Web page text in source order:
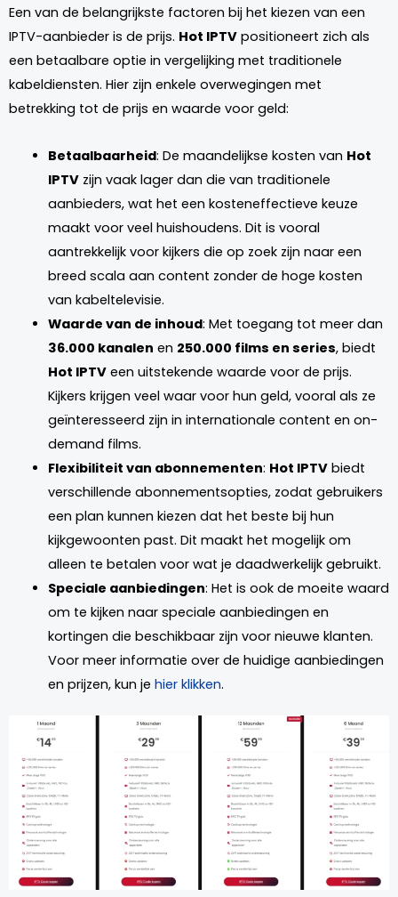
Een van de belangrijkste factoren bij het kiezen van een
IPTV-aanbieder is de prijs. Hot IPTV positioneert zich als
een betaalbare optie in vergelijking met traditionele
kabeldiensten. Hier zijn enkele overwegingen met
betrekking tot de prijs en waarde voor geld:
Betaalbaarheid: De maandelijkse kosten van Hot
IPTVzijn vaak lager dan die van traditionele
aanbieders, wat het een kosteneffectieve keuze
maakt voor veel huishoudens. Dit is vooral
aantrekkelijk voor kijkers die op zoek zijn naar een
breed scala aan content zonder de hoge kosten
van kabeltelevisie.
Waarde van de inhoud: Met toegang tot meer dan
36.000 kanalen en 250.000 films en series, biedt
Hot IPTVeen uitstekende waarde voor de prijs.
Kijkers krijgen veel waar voor hun geld, vooral als ze
geïnteresseerd zijn in internationale content en on-
demand films.
Flexibiliteit van abonnementen: Hot IPTVbiedt
verschillende abonnementsopties, zodat gebruikers
een plan kunnen kiezen dat het beste bij hun
kijkgewoonten past. Dit maakt het mogelijk om
alleen te betalen voor wat je daadwerkelijk gebruikt.
Speciale aanbiedingen: Het is ook de moeite waard
om te kijken naar speciale aanbiedingen en
kortingen die beschikbaar zijn voor nieuwe klanten.
Voor meer informatie over de huidige aanbiedingen
en prijzen, kun je hier klikken.